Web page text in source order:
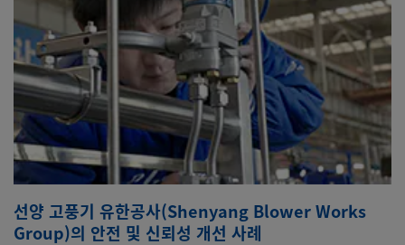
선양 고풍기 유한공사(Shenyang Blower Works
Group)의 안전 및 신뢰성 개선 사례